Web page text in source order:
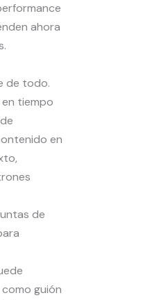
ahora
de todo.
tiempo
en
de
guión